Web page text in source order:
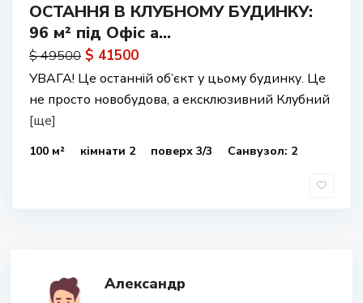
ОСТАННЯ В КЛУБНОМУ БУДИНКУ:
96 м² під Офіс а...
$ 49500 $ 41500
УВАГА! Це останній об’єкт у цьому будинку. Це
не просто новобудова, а ексклюзивний Клубний
[ще]
100 м² кімнати 2 поверх 3/3 Санвузол: 2
Александр